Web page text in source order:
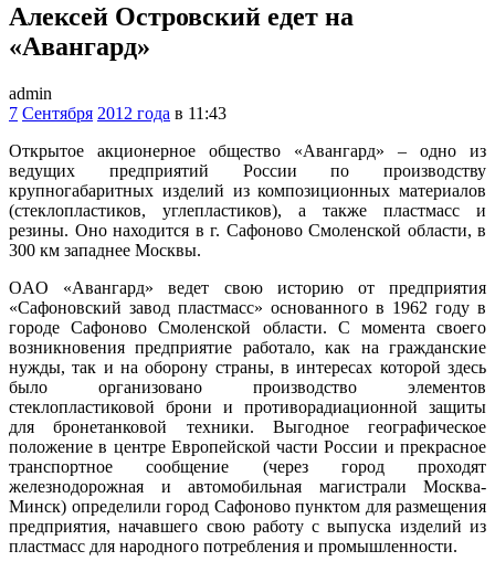
Алексей Островский едет на
«Авангард»
admin
7 Сентября 2012 года в 11:43
Открытое акционерное общество «Авангард» – одно из
ведущих предприятий России по производству
крупногабаритных изделий из композиционных материалов
(стеклопластиков, углепластиков), а также пластмасс и
резины. Оно находится в г. Сафоново Смоленской области, в
300 км западнее Москвы.
OAO «Авангард» ведет свою историю от предприятия
«Сафоновский завод пластмасс» основанного в 1962 году в
городе Сафоново Смоленской области. С момента своего
возникновения предприятие работало, как на гражданские
нужды, так и на оборону страны, в интересах которой здесь
было организовано производство элементов
стеклопластиковой брони и противорадиационной защиты
для бронетанковой техники. Выгодное географическое
положение в центре Европейской части России и прекрасное
транспортное сообщение (через город проходят
железнодорожная и автомобильная магистрали Москва-
Минск) определили город Сафоново пунктом для размещения
предприятия, начавшего свою работу с выпуска изделий из
пластмасс для народного потребления и промышленности.